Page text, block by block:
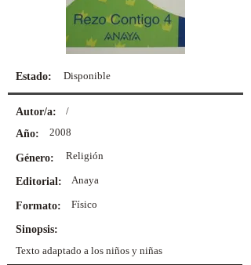
Estado: Disponible
Autor/a:
/
Año:
2008
Género: Religión
Anaya
Editorial:
Formato: Físico
Sinopsis:
Texto adaptado a los niños y niñas